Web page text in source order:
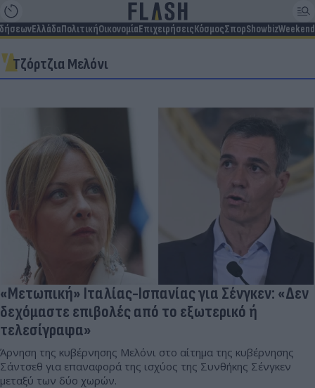
ΕλλάδαΠολιτικήΟικονομίαΕπιχειρήσειςΚόσμοςΣπορShowbizWeekend
Τζόρτζια Μελόνι
«Μετωπική» Ιταλίας-Ισπανίας για Σένγκεν: «Δεν
δεχόμαστε επιβολές από το εξωτερικό ή
τελεσίγραφα»
Άρνηση της κυβέρνησης Μελόνι στο αίτημα της κυβέρνησης
Σάντσεθ για επαναφορά της ισχύος της Συνθήκης Σένγκεν
μεταξύ των δύο χωρών.